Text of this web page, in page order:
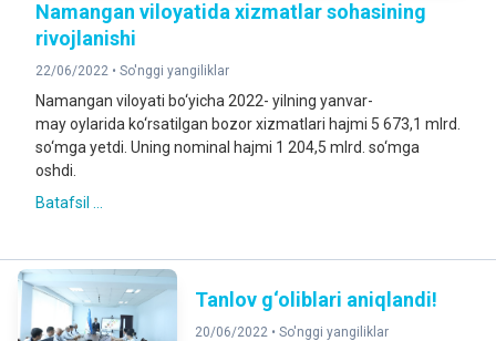
Namangan viloyatida xizmatlar sohasining
rivojlanishi
22/06/2022 • So'nggi yangiliklar
Namangan viloyati bo‘yicha 2022- yilning yanvar-
may oylarida ko‘rsatilgan bozor xizmatlari hajmi 5 673,1 mlrd.
so‘mga yetdi. Uning nominal hajmi 1 204,5 mlrd. so‘mga
oshdi.
Batafsil ...
Tanlov g‘oliblari aniqlandi!
20/06/2022 • So'nggi yangiliklar